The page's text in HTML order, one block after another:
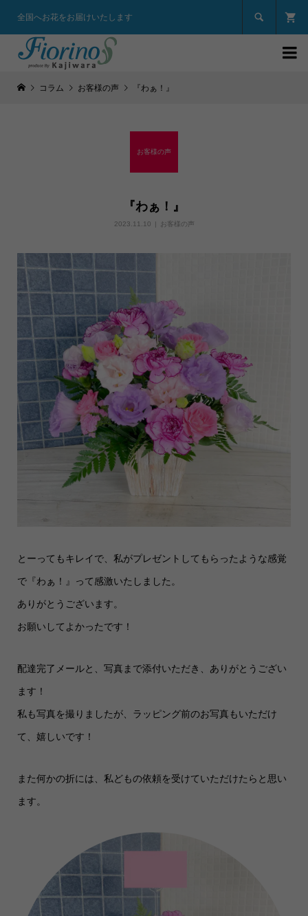
全国へお花をお届けいたします 

コラム お客様の声 『わぁ！』
お客様の声
『わぁ！』
2023.11.10 お客様の声
とーってもキレイで、私がプレゼントしてもらったような感覚
で『わぁ！』って感激いたしました。
ありがとうございます。
お願いしてよかったです！
配達完了メールと、写真まで添付いただき、ありがとうござい
ます！
私も写真を撮りましたが、ラッピング前のお写真もいただけ
て、嬉しいです！
また何かの折には、私どもの依頼を受けていただけたらと思い
ます。